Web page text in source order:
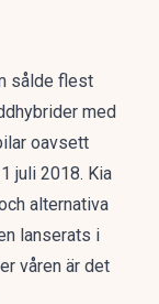
sålde flest
med
oavsett
juli 2018. Kia
alternativa
lanserats i
våren är det